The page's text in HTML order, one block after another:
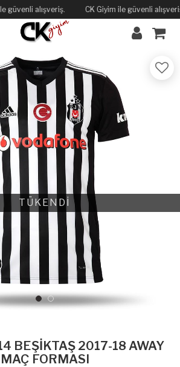
güvenli alışveriş. CK Giyim ile güvenli
TÜKENDİ
BEŞİKTAŞ 2017-18 AWAY
MAÇ FORMASI